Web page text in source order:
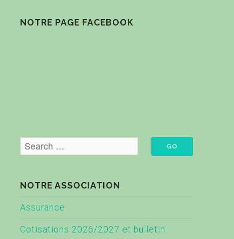
NOTRE PAGE FACEBOOK
NOTRE ASSOCIATION
Assurance
Cotisations 2026/2027 et bulletin